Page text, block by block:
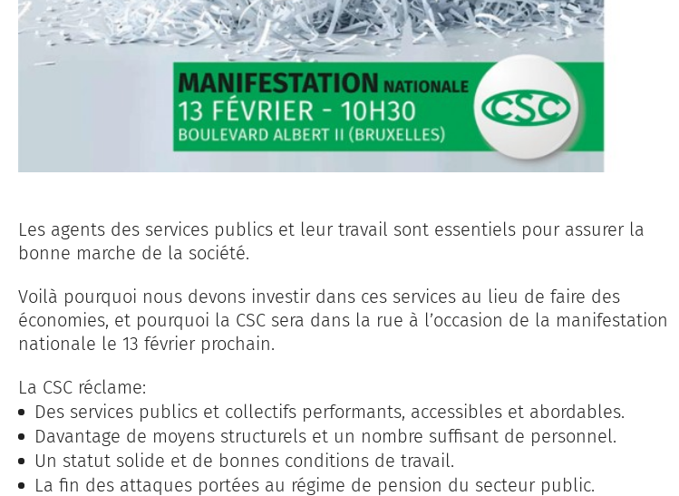
Les agents des services publics et leur travail sont essentiels pour assurer la
bonne marche de la société.
Voilà pourquoi nous devons investir dans ces services au lieu de faire des
économies, et pourquoi la CSC sera dans la rue à l’occasion de la manifestation
nationale le 13 février prochain.
La CSC réclame:
Des services publics et collectifs performants, accessibles et abordables.
Davantage de moyens structurels et un nombre suffisant de personnel.
Un statut solide et de bonnes conditions de travail.
La fin des attaques portées au régime de pension du secteur public.